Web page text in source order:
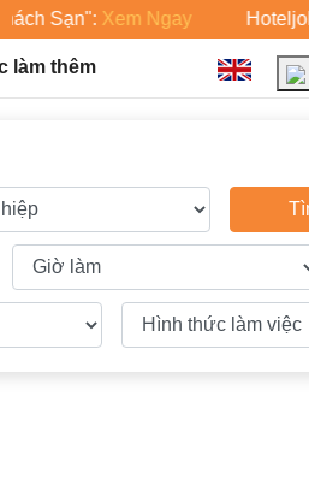
Sạn":Xem Ngay
làm thêm